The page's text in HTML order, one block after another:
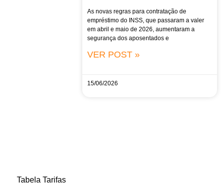
As novas regras para contratação de
empréstimo do INSS, que passaram a valer
em abril e maio de 2026, aumentaram a
segurança dos aposentados e
VER POST »
15/06/2026
Tabela Tarifas